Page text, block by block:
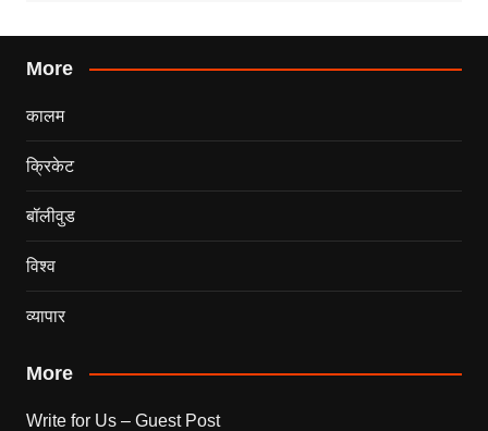
More
कालम
क्रिकेट
बॉलीवुड
विश्व
व्यापार
More
Write for Us – Guest Post